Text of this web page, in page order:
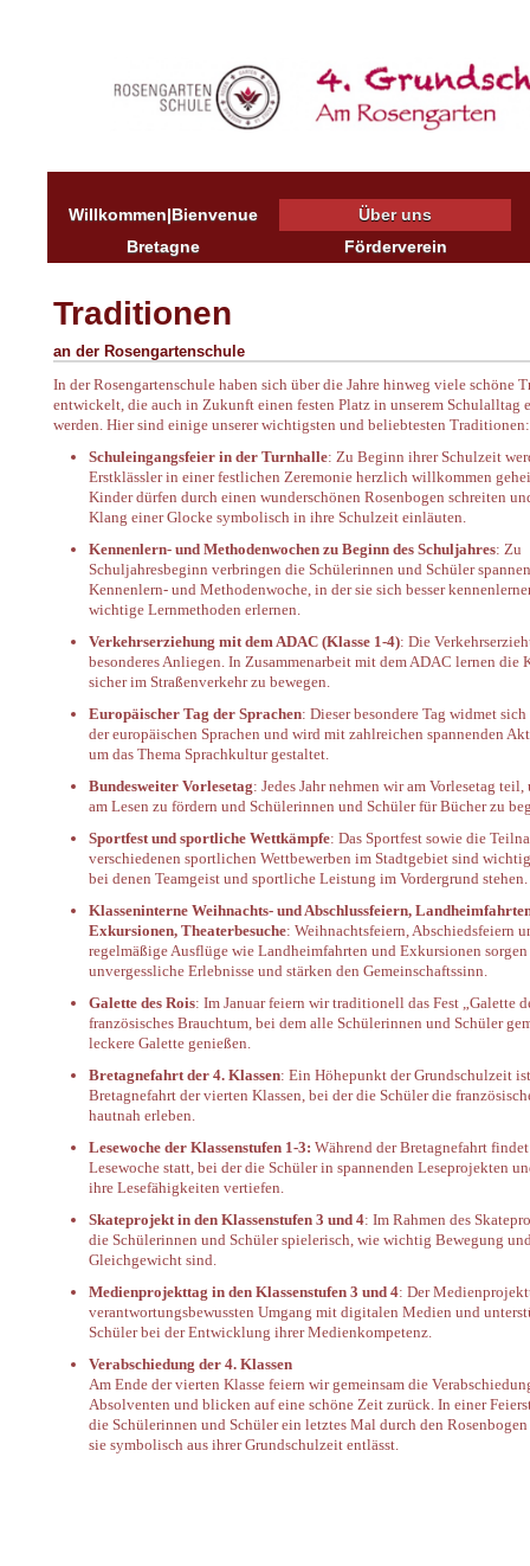
Willkommen|Bienvenue
Über uns
Bretagne
Förderverein
Traditionen
an der Rosengartenschule
In der Rosengartenschule haben sich über die Jahre hinweg viele schöne
entwickelt, die auch in Zukunft einen festen Platz in unserem Schulalltag
werden. Hier sind einige unserer wichtigsten und beliebtesten Traditionen:
Schuleingangsfeier in der Turnhalle: Zu Beginn ihrer Schulzeit
Erstklässler in einer festlichen Zeremonie herzlich willkommen
Kinder dürfen durch einen wunderschönen Rosenbogen schreiten
Klang einer Glocke symbolisch in ihre Schulzeit einläuten.
Kennenlern- und Methodenwochen zu Beginn des Schuljahres: Zu
Schuljahresbeginn verbringen die Schülerinnen und Schüler
Kennenlern- und Methodenwoche, in der sie sich besser
wichtige Lernmethoden erlernen.
Verkehrserziehung mit dem ADAC (Klasse 1-4): Die
besonderes Anliegen. In Zusammenarbeit mit dem ADAC lernen die
sicher im Straßenverkehr zu bewegen.
Europäischer Tag der Sprachen: Dieser besondere Tag widmet
der europäischen Sprachen und wird mit zahlreichen spannenden
um das Thema Sprachkultur gestaltet.
Bundesweiter Vorlesetag: Jedes Jahr nehmen wir am Vorlesetag teil,
am Lesen zu fördern und Schülerinnen und Schüler für Bücher zu
Sportfest und sportliche Wettkämpfe: Das Sportfest sowie die
verschiedenen sportlichen Wettbewerben im Stadtgebiet sind
bei denen Teamgeist und sportliche Leistung im Vordergrund stehen.
Klasseninterne Weihnachts- und Abschlussfeiern,
Exkursionen, Theaterbesuche: Weihnachtsfeiern, Abschiedsfeiern
regelmäßige Ausflüge wie Landheimfahrten und Exkursionen
unvergessliche Erlebnisse und stärken den Gemeinschaftssinn.
Galette des Rois: Im Januar feiern wir traditionell das Fest „Galette
französisches Brauchtum, bei dem alle Schülerinnen und Schüler
leckere Galette genießen.
Bretagnefahrt der 4. Klassen: Ein Höhepunkt der Grundschulzeit
Bretagnefahrt der vierten Klassen, bei der die Schüler die
hautnah erleben.
Lesewoche der Klassenstufen 1-3: Während der Bretagnefahrt
Lesewoche statt, bei der die Schüler in spannenden Leseprojekten
ihre Lesefähigkeiten vertiefen.
Skateprojekt in den Klassenstufen 3 und 4: Im Rahmen des
die Schülerinnen und Schüler spielerisch, wie wichtig Bewegung
Gleichgewicht sind.
Medienprojekttag in den Klassenstufen 3 und 4: Der
verantwortungsbewussten Umgang mit digitalen Medien und
Schüler bei der Entwicklung ihrer Medienkompetenz.
Verabschiedung der 4. Klassen
Am Ende der vierten Klasse feiern wir gemeinsam die
Absolventen und blicken auf eine schöne Zeit zurück. In einer
die Schülerinnen und Schüler ein letztes Mal durch den
sie symbolisch aus ihrer Grundschulzeit entlässt.